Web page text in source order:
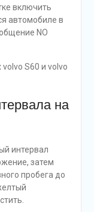
включить
автомобиле в
NO
S60 и volvo
на
интервал
затем
пробега до